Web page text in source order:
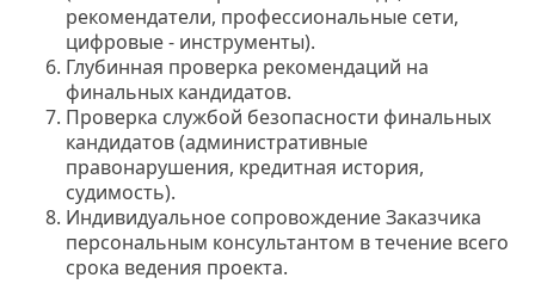
рекомендатели, профессиональные сети,
цифровые - инструменты).
Глубинная проверка рекомендаций на
финальных кандидатов.
Проверка службой безопасности финальных
кандидатов (административные
правонарушения, кредитная история,
судимость).
Индивидуальное сопровождение Заказчика
персональным консультантом в течение всего
срока ведения проекта.